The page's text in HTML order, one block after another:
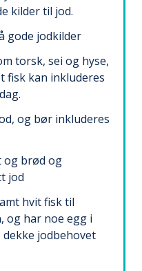
kilder til jod.
gode jodkilder
torsk, sei og hyse,
fisk kan inkluderes
og bør inkluderes
og brød og
jod
hvit fisk til
og har noe egg i
jodbehovet